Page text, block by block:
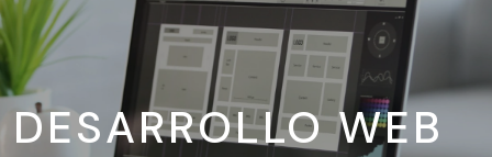
DESARROLLO WEB